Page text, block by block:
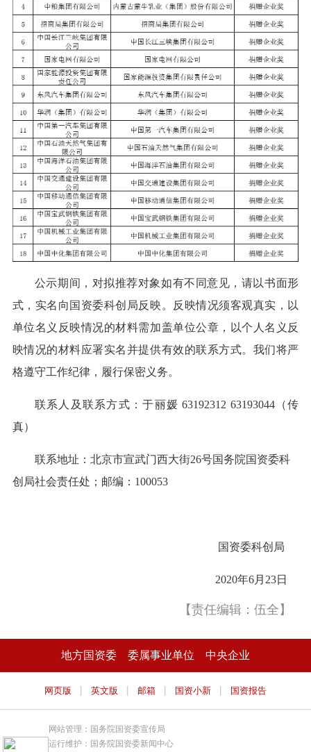
公示期间，对拟推荐对象如有不同意见，请以书面形
式，实名向国资委科创局反映。反映情况须客观真实，以
单位名义反映情况的材料需加盖单位公章，以个人名义反
映情况的材料应署实名并提供有效的联系方式。我们将严
格遵守工作纪律，履行保密义务。
联系人及联系方式：于丽媛 63192312 63193044（传
真）
联系地址：北京市宣武门西大街26号国务院国资委科
创局社会责任处；邮编：100053
国资委科创局
2020年6月23日
【责任编辑：伍全】
地方国资委 委属事业单位 中央企业
网页版 | 英文版 | 邮箱 | 国资小新 | 国资报告
网站管理：国务院国资委宣传局
运行维护：国务院国资委新闻中心